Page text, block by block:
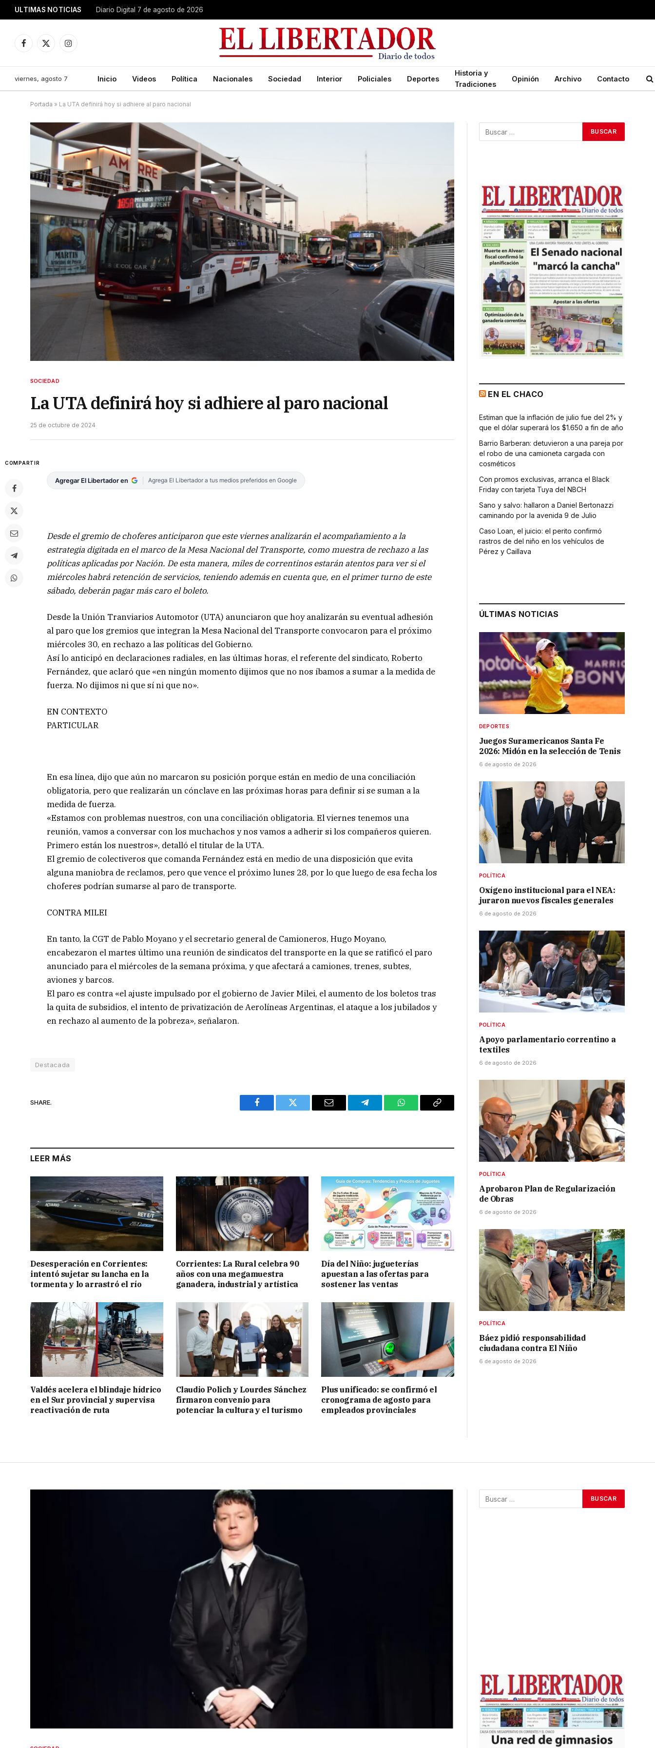
ULTIMAS NOTICIAS Diario Digital 7 de agosto de 2026
Facebook
X
Instagram
viernes, agosto 7 Inicio Videos Política Nacionales Sociedad Interior Policiales Deportes
Historia y
Tradiciones
Opinión Archivo Contacto
Portada » La UTA definirá hoy si adhiere al paro nacional
SOCIEDAD
La UTA definirá hoy si adhiere al paro nacional
25 de octubre de 2024
COMPARTIR
Agregar El Libertador en Agrega El Libertador a tus medios preferidos en Google
Desde el gremio de choferes anticiparon que este viernes analizarán el acompañamiento a la
estrategia digitada en el marco de la Mesa Nacional del Transporte, como muestra de rechazo a las
políticas aplicadas por Nación. De esta manera, miles de correntinos estarán atentos para ver si el
miércoles habrá retención de servicios, teniendo además en cuenta que, en el primer turno de este
sábado, deberán pagar más caro el boleto.
Desde la Unión Tranviarios Automotor (UTA) anunciaron que hoy analizarán su eventual adhesión
al paro que los gremios que integran la Mesa Nacional del Transporte convocaron para el próximo
miércoles 30, en rechazo a las políticas del Gobierno.
Así lo anticipó en declaraciones radiales, en las últimas horas, el referente del sindicato, Roberto
Fernández, que aclaró que «en ningún momento dijimos que no nos íbamos a sumar a la medida de
fuerza. No dijimos ni que sí ni que no».
EN CONTEXTO
PARTICULAR
En esa línea, dijo que aún no marcaron su posición porque están en medio de una conciliación
obligatoria, pero que realizarán un cónclave en las próximas horas para definir si se suman a la
medida de fuerza.
«Estamos con problemas nuestros, con una conciliación obligatoria. El viernes tenemos una
reunión, vamos a conversar con los muchachos y nos vamos a adherir si los compañeros quieren.
Primero están los nuestros», detalló el titular de la UTA.
El gremio de colectiveros que comanda Fernández está en medio de una disposición que evita
alguna maniobra de reclamos, pero que vence el próximo lunes 28, por lo que luego de esa fecha los
choferes podrían sumarse al paro de transporte.
CONTRA MILEI
En tanto, la CGT de Pablo Moyano y el secretario general de Camioneros, Hugo Moyano,
encabezaron el martes último una reunión de sindicatos del transporte en la que se ratificó el paro
anunciado para el miércoles de la semana próxima, y que afectará a camiones, trenes, subtes,
aviones y barcos.
El paro es contra «el ajuste impulsado por el gobierno de Javier Milei, el aumento de los boletos tras
la quita de subsidios, el intento de privatización de Aerolíneas Argentinas, el ataque a los jubilados y
en rechazo al aumento de la pobreza», señalaron.
Destacada
SHARE.
Facebook Twitter Email Telegram WhatsAppCopy
LEER MÁS
Desesperación en Corrientes:
intentó sujetar su lancha en la
tormenta y lo arrastró el río
Corrientes: La Rural celebra 90
años con una megamuestra
ganadera, industrial y artística
Día del Niño: jugueterías
apuestan a las ofertas para
sostener las ventas
Valdés acelera el blindaje hídrico
en el Sur provincial y supervisa
reactivación de ruta
Claudio Polich y Lourdes Sánchez
firmaron convenio para
potenciar la cultura y el turismo
Plus unificado: se confirmó el
cronograma de agosto para
empleados provinciales
EN EL CHACO
Estiman que la inflación de julio fue del 2% y
que el dólar superará los $1.650 a fin de año
Barrio Barberan: detuvieron a una pareja por
el robo de una camioneta cargada con
cosméticos
Con promos exclusivas, arranca el Black
Friday con tarjeta Tuya del NBCH
Sano y salvo: hallaron a Daniel Bertonazzi
caminando por la avenida 9 de Julio
Caso Loan, el juicio: el perito confirmó
rastros de del niño en los vehículos de
Pérez y Caillava
ÚLTIMAS NOTICIAS
DEPORTES
Juegos Suramericanos Santa Fe
2026: Midón en la selección de Tenis
6 de agosto de 2026
POLÍTICA
Oxígeno institucional para el NEA:
juraron nuevos fiscales generales
6 de agosto de 2026
POLÍTICA
Apoyo parlamentario correntino a
textiles
6 de agosto de 2026
POLÍTICA
Aprobaron Plan de Regularización
de Obras
6 de agosto de 2026
POLÍTICA
Báez pidió responsabilidad
ciudadana contra El Niño
6 de agosto de 2026